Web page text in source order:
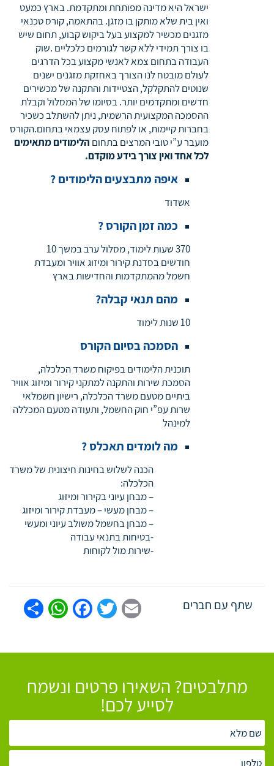
ישראל היא מדינה מפותחת ומתקדמת. בארץ כמעט
ואין בית שלא מותקן בו מזגן. בהתאמה, קורס טכנאי
מזגנים מכשיר למקצוע בעל ביקוש קבוע, תחום שיש
בו צורך תמידי ללא קשר לגורמים כלכליים .שוק
העבודה בתחום צמא לאנשי מקצוע בכל הדרגים
לעולם מובטח לנו הצורך באחזקת מזגנים ישנים
שנוטים להתקלקל, הצטיידות והתקנה של מכשירים
חדשים ומתקדמים יותר. בסיומו של המסלול וקבלת
ההסמכה המקצועית הרשמית, ניתן להשתלב כשכיר
בחברות קיימות, או לפתוח עסק עצמאי בתחום.הקורס
מועבר ע”י טובי המרצים בתחום הלימודים מתאימים
לכל אחד ואין צורך בידע מוקדם.
איפה מתבצעים הלימודים ?
אשדוד
כמה זמן הקורס ?
370 שעות לימוד, מסלול ערב במשך 10
חודשים בסדנת קירור ומיזוג אוויר ומעבדת
חשמל מהמתקדמות והחדישות בארץ
מהם תנאי קבלה?
10 שנות לימוד
הסמכה בסיום הקורס
תוכנית הלימודים בפיקוח משרד הכלכלה,
הסמכת שירות והתקנה למתקני קירור ומיזוג אוויר
ביתיים מטעם משרד הכלכלה, רישיון חשמלאי
שרות עפ”י חוק החשמל, ותעודה מטעם המכללה
למינהל
מה לומדים תאכלס ?
הכנה לשלוש בחינות חיצונית של משרד
הכלכלה:
– מבחן עיוני בקירור ומיזוג
– מבחן מעשי – מעבדת קירור ומיזוג
– מבחן בחשמל משולב עיוני ומעשי
-בטיחות בתנאי עבודה
-שירות מול לקוחות
שתף עם חברים Email
Twitter
מתלבטים? השאירו פרטים ונשמח
לסייע לכם!